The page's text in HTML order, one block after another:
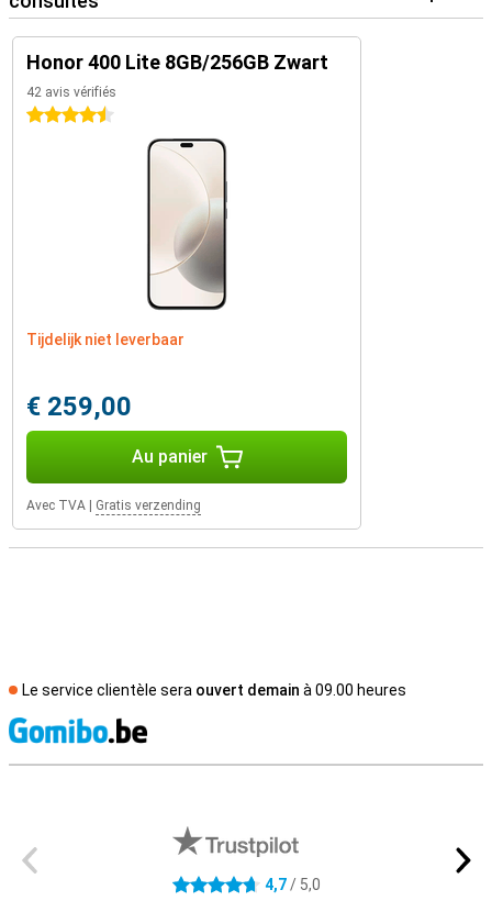
Honor 400 Lite 8GB/256GB Zwart
42 avis vérifiés
4.5 étoiles
Tijdelijk niet leverbaar
€ 259,00
Au panier
Avec TVA Gratis verzending
Le service clientèle sera ouvert demain à 09.00 heures
4.7 étoiles 4,7/ 5,0